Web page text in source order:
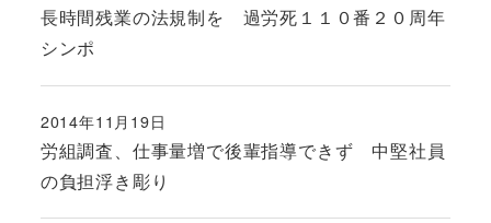
長時間残業の法規制を 過労死１１０番２０周年
シンポ
労組調査、仕事量増で後輩指導できず 中堅社員
の負担浮き彫り
投稿日
2014年11月19日